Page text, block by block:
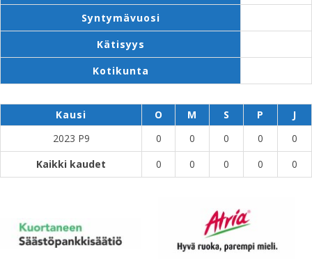
Syntymävuosi
Kätisyys
Kotikunta
Kausi O M S P
J
2023 P9
0 0 0 0
0
Kaikki kaudet
0 0 0 0 0